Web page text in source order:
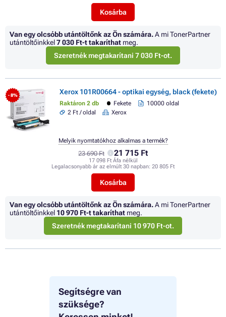
Segítségre van
szüksége?
Kosárba
Van egy olcsóbb utántöltőnk az Ön számára.A mi TonerPartner
utántöltőinkkel7 030 Ft-t takaríthat meg.
Szeretnék megtakarítani 7 030 Ft-ot.
- 8% Xerox 101R00664 - optikai egység, black (fekete)
Raktáron 2 db Fekete
10000 oldal
2 Ft / oldal
Xerox
23 690 Ft 21 715 Ft
17 098 Ft Áfa nélkül
Legalacsonyabb ár az elmúlt 30 napban: 20 805 Ft
Kosárba
Melyik nyomtatókhoz alkalmas a termék?
Van egy olcsóbb utántöltőnk az Ön számára.A mi TonerPartner
utántöltőinkkel 10 970 Ft-t takaríthat meg.
Szeretnék megtakarítani 10 970 Ft-ot.